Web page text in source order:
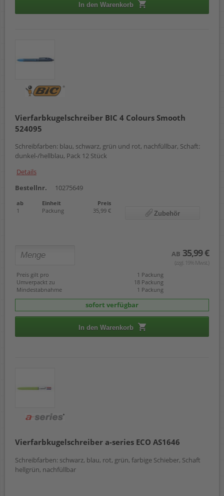
In den Warenkorb
Vierfarbkugelschreiber BIC 4 Colours Smooth
524095
Schreibfarben: blau, schwarz, grün und rot, nachfüllbar, Schaft:
dunkel-/hellblau, Pack 12 Stück
Details
Bestellnr.
10275649
ab Einheit
Preis
1
Packung 35,99 € Zubehör
AB 35,99 €
(zzgl. 19% Mwst.)
Preis gilt pro
1 Packung
Umverpackt zu
18 Packung
Mindestabnahme
1 Packung
sofort verfügbar
In den Warenkorb
Vierfarbkugelschreiber a-series ECO AS1646
Schreibfarben: schwarz, blau, rot, grün, farbige Schieber, Schaft
hellgrün, nachfüllbar